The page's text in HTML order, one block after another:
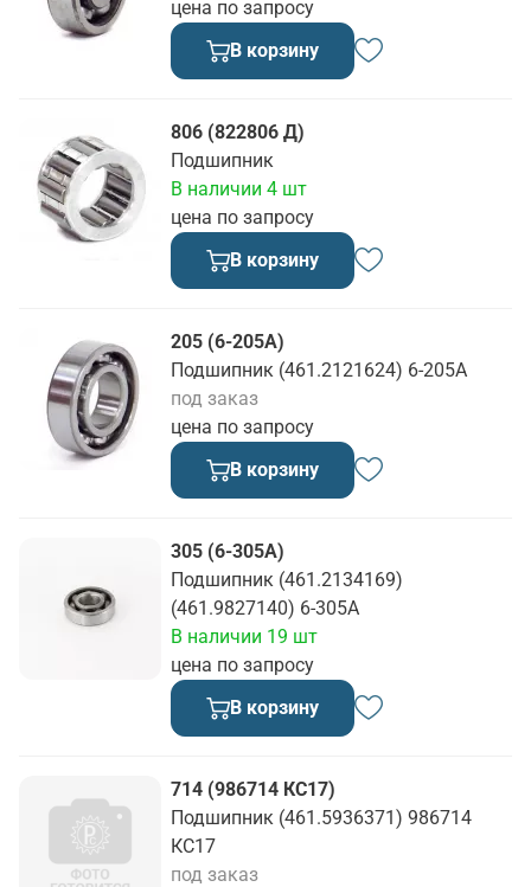
цена по запросу
В корзину
806 (822806 Д)
Подшипник
цена по запросу
В наличии 4 шт
В корзину
205 (6-205А)
Подшипник (461.2121624) 6-205А
цена по запросу
под заказ
В корзину
305 (6-305А)
Подшипник (461.2134169)
(461.9827140) 6-305А
цена по запросу
В наличии 19 шт
В корзину
714 (986714 КС17)
Подшипник (461.5936371) 986714
КС17
под заказ